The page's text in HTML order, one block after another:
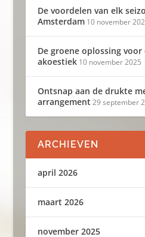
De voordelen van elk
Amsterdam 10 november
De groene oplossing voor
akoestiek 10 november 2025
Ontsnap aan de drukte
arrangement 29 september
ARCHIEVEN
april 2026
maart 2026
november 2025